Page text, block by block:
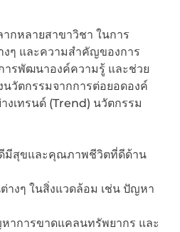
กหลายสาขาวิชา ในการ
งๆ และความสำคัญของการ
ารพัฒนาองค์ความรู้ และช่วย
วัตกรรมจากการต่อยอดองค์
งเทรนด์ (Trend) นวัตกรรม
มีสุขและคุณภาพชีวิตที่ดีด้าน
งๆ ในสิ่งแวดล้อม เช่น ปัญหา
าการขาดแคลนทรัพยากร และ